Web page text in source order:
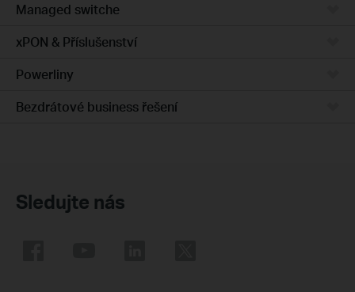
Managed switche
xPON & Příslušenství
Powerliny
Bezdrátové business řešení
Sledujte nás